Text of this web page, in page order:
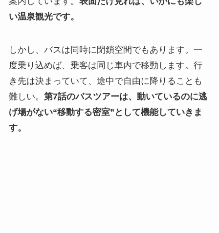
い温泉観光です。
しかし、バスは同時に閉鎖空間でもあります。一
度乗り込めば、乗客は同じ車内で移動します。行
き先は決まっていて、途中で自由に降りることも
難しい。 第7話のバスツアーは、動いているのに逃
げ場がない“移動する密室”として機能していきま
す。